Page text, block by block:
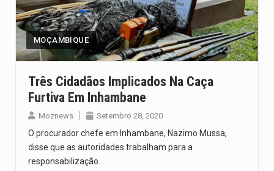
A cidade de Bunia, capital da província de Ituri, tornou-se…
MOÇAMBIQUE
Três Cidadãos Implicados Na Caça
Furtiva Em Inhambane
Moznews Setembro 28, 2020
O procurador chefe em Inhambane, Nazimo Mussa,
disse que as autoridades trabalham para a
responsabilização…